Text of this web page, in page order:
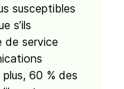
susceptibles
s’ils
de service
60 % des